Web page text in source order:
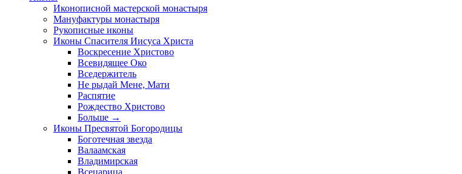
Иконописной мастерской монастыря
Мануфактуры монастыря
Рукописные иконы
Иконы Спасителя Иисуса Христа
Воскресение Христово
Всевидящее Око
Вседержитель
Не рыдай Мене, Мати
Распятие
Рождество Христово
Больше →
Иконы Пресвятой Богородицы
Боготечная звезда
Валаамская
Владимирская
Всецарица